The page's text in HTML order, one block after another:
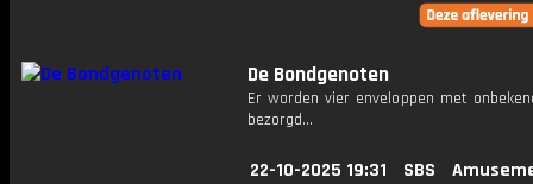
De Bondgenoten
Er worden vier enveloppen met
bezorgd...
22-10-2025 19:31 SBS